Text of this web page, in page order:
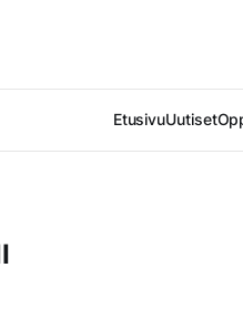
EtusivuUutiset